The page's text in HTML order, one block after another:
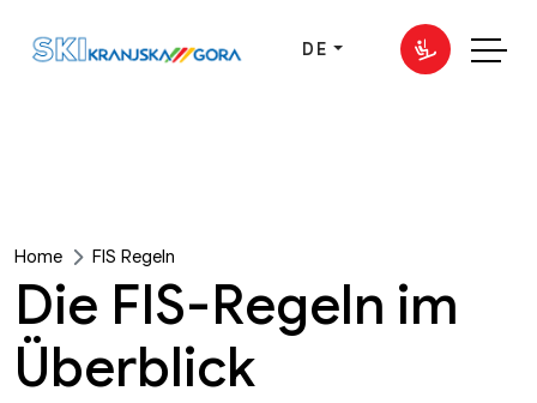
DE
Home FIS Regeln
Die FIS-Regeln im
Überblick